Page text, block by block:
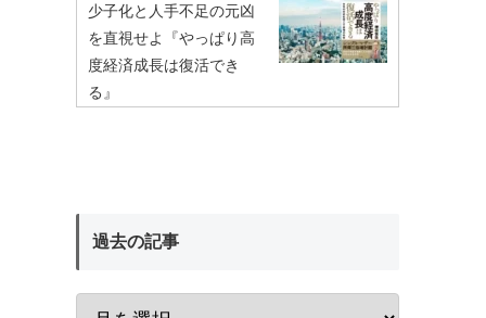
少子化と人手不足の元凶
を直視せよ『やっぱり高
度経済成長は復活でき
る』
過去の記事